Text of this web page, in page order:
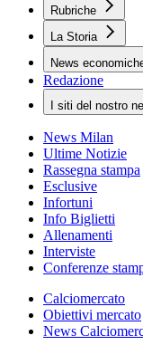
Rubriche
La Storia
News
Redazione
I siti del nostro
News Milan
Ultime Notizie
Rassegna stampa
Esclusive
Infortuni
Info Biglietti
Allenamenti
Interviste
Conferenze
Calciomercato
Obiettivi mercato
News